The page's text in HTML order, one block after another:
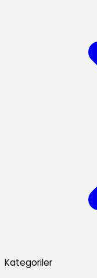
Kategoriler